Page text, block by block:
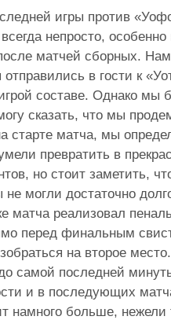
игры против
непросто,
матчей сборных.
в гости к
составе. Однако мы
сказать, что мы
старте матча, мы
превратить в
но стоит заметить,
могли достаточно
матча реализовал
перед финальным
на второе
самой последней
и в последующих
намного больше, нежели